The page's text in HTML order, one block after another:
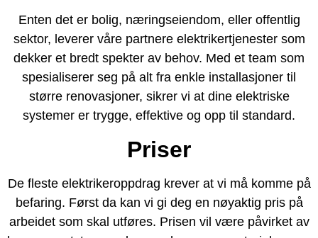
Enten det er bolig, næringseiendom, eller offentlig
sektor, leverer våre partnere elektrikertjenester som
dekker et bredt spekter av behov. Med et team som
spesialiserer seg på alt fra enkle installasjoner til
større renovasjoner, sikrer vi at dine elektriske
systemer er trygge, effektive og opp til standard.
Priser
De fleste elektrikeroppdrag krever at vi må komme på
befaring. Først da kan vi gi deg en nøyaktig pris på
arbeidet som skal utføres. Prisen vil være påvirket av